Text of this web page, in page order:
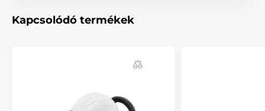
Két játékmód - egyszeri játszás vagy egész napos
játszási mód
mozgását és automatikusan bekapcsol
Kapcsolódó termékek